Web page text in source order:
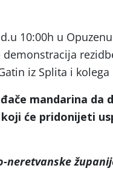
10:00h u
demonstracija
iz Splita i
mandarina da
će pridonijeti
neretvanske